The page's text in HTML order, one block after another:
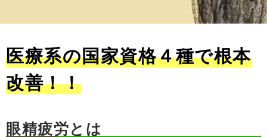
医療系の国家資格４種で根本
改善！！
眼精疲労とは